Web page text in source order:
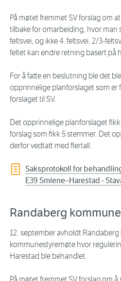
På møtet fremmet SV forslag om
tilbake for omarbeiding, hvor man
feltsvei, og ikke 4. feltsvei. 2/3-
feltet kan endre retning basert på
For å fatte en beslutning ble det
opprinnelige planforslaget som er
forslaget til SV.
Det opprinnelige planforslaget
forslag som fikk 5 stemmer. Det
derfor vedtatt med flertall.
Saksprotokoll for
E39 Smiene–Harestad -
Randaberg kommune
12. september avholdt
kommunestyremøte hvor
Harestad ble behandlet.